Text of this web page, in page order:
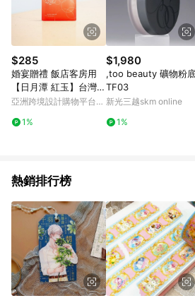
則請以點數紅包活動說明為準。 11. 若於
頁面後才首次下載 Pinkoi APP 並完成訂單
上，首次下載 Pinkoi APP 後，需透過 LINE
面，方享導購資格。
$285
婚宴贈禮 飯店客房用
【日月潭 紅玉】台灣原
葉立體袋茶 5份
亞洲跨境設計購物平台
1%
$1,980
,too beauty 礦物粉
TF03
新光三越skm online
1%
熱銷排行榜